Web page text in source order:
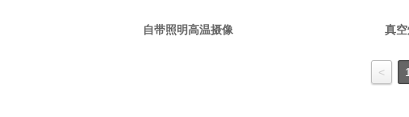
自带照明高温摄像 真
< 1